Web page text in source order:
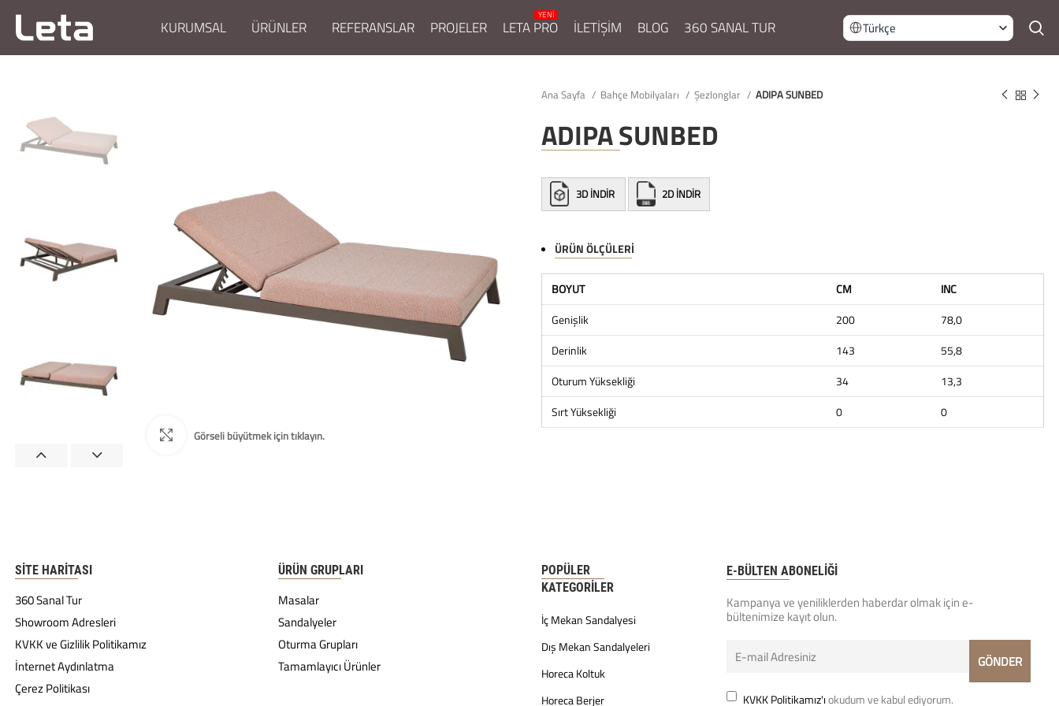
KURUMSAL ÜRÜNLER REFERANSLAR PROJELER LETA PRO İLETİŞİM BLOG 360 SANAL TUR Türkçe
Ana Sayfa Bahçe Mobilyaları Şezlonglar ADIPA SUNBED
ADIPA SUNBED
3D İNDİR 2D İNDİR
ÜRÜN ÖLÇÜLERI
BOYUT CM
INC
Genişlik
200
78,0
Derinlik
143
55,8
Oturum Yüksekliği
34
13,3
Sırt Yüksekliği
0 0
SITE HARITASI
360 Sanal Tur
Showroom Adresleri
KVKK ve Gizlilik Politikamız
İnternet Aydınlatma
Çerez Politikası
ÜRÜN GRUPLARI
Masalar
Sandalyeler
Oturma Grupları
Tamamlayıcı Ürünler
POPÜLER
KATEGORILER
İç Mekan Sandalyesi
Dış Mekan Sandalyeleri
Horeca Koltuk
Horeca Berjer
E-BÜLTEN ABONELİĞİ
Kampanya ve yeniliklerden haberdar olmak için e-
bültenimize kayıt olun.
KVKK Politikamız'ıokudum ve kabul ediyorum.